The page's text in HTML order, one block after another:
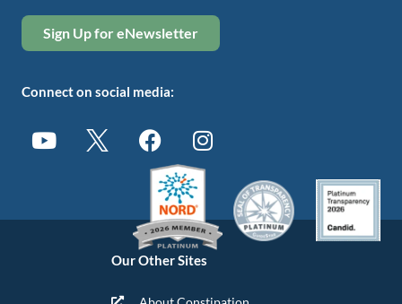
Our Other Sites
Sign Up for eNewsletter
Connect on social media: